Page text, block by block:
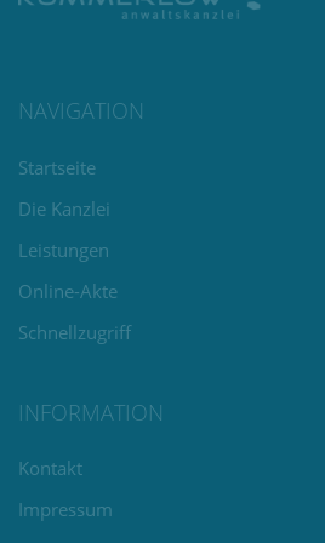
NAVIGATION
Navigation
Startseite
Die Kanzlei
Leistungen
Online-Akte
Schnellzugriff
INFORMATION
Navigation
Kontakt
Impressum